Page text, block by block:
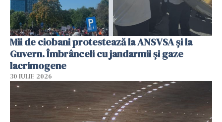
Mii de ciobani protestează la ANSVSA și la
Guvern. Îmbrânceli cu jandarmii și gaze
lacrimogene
30 IULIE 2026